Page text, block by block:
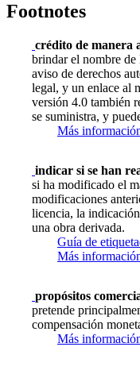
Footnotes
crédito de manera
brindar el nombre de
aviso de derechos
legal, y un enlace al
versión 4.0 también
se suministra, y
Más
indicar si se han
si ha modificado el
modificaciones
licencia, la
una obra derivada.
Guía de
Más
propósitos
pretende
compensación
Más